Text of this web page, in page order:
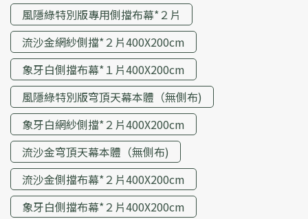
風隱綠特別版專用側擋布幕*２片
流沙金網紗側擋*２片400X200cm
象牙白側擋布幕*１片400X200cm
風隱綠特別版穹頂天幕本體（無側布)
象牙白網紗側擋*２片400X200cm
流沙金穹頂天幕本體（無側布)
流沙金側擋布幕*２片400X200cm
象牙白側擋布幕*２片400X200cm